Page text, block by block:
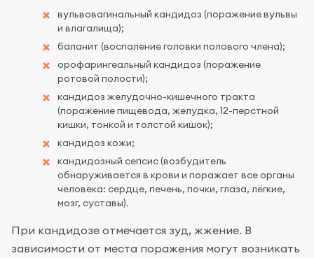
вульвовагинальный кандидоз (поражение вульвы
и влагалища);
баланит (воспаление головки полового члена);
орофарингеальный кандидоз (поражение
ротовой полости);
кандидоз желудочно-кишечного тракта
(поражение пищевода, желудка, 12-перстной
кишки, тонкой и толстой кишок);
кандидоз кожи;
кандидозный сепсис (возбудитель
обнаруживается в крови и поражает все органы
человека: сердце, печень, почки, глаза, лёгкие,
мозг, суставы).
При кандидозе отмечается зуд, жжение. В
зависимости от места поражения могут возникать